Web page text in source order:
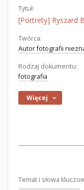
Tytuł:
[Portrety] Ryszard
Twórca:
Autor fotografii
Rodzaj dokumentu:
fotografia
Więcej
Temat i słowa